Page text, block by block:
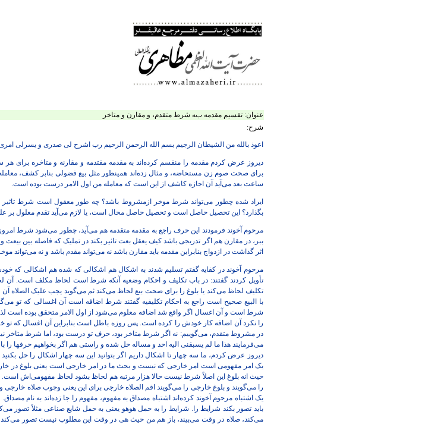
عنوان: تقسیم مقدمه به شرط متقدم، و مقارن و متاخر
شرح:
اعوذ بالله من الشیطان الرجیم بسم الله الرحمن الرحیم رب اشرح لی صدری و یسرلی
دیروز عرض کردم مقدمه را منقسم کرده‌اند‌ به مقدمه مقتدمه و مقارنه و متاخره برای
برای صحت صوم زن مستحاضه، و مثال زده‌اند‌ همینطور مثل بیع فضولی بنابر کشف، معامله
ساعت بعد می‌آید آن اجازه کاشف از این است که معامله من اول الامر درست بوده است.
ایراد شده چطور می‌تواند شرط موخر ازمشروط باشد؟ چه طور معقول است شرط تاثیر
بگذارد؟ این تحصیل حاصل است و تحصیل حاصل محال است، یا لازم می‌آید تقدم معلول بر
مرحوم آخوند فرمودند این حرف راجع به مقدمه متقدمه هم می‌آید، چطور می‌شود شرط امروز،
ببر، در مقارن هم اگر تدریجی باشد کیف یعقل بعت تاثیر بکند در تملیک که فاصله بین
اثر گذاشت در ازدواج بنابراین مقدمه باید مقارن باشد نه می‌تواند مقدم باشد و نه می‌تواند
مرحوم آخوند در کفایه گفتم تسلیم شدند به اشکال هم اشکالی که شده هم اشکالی که
تأویل کردند گفتند: در باب تکلیف و احکام وضعیه آنکه شرط است لحاظ مکلف است.
تکلیف لحاظ می‌کند یا بلوغ را برای صحت بیع لحاظ می‌کند ثم می‌گوید یجب علیک
با البیع صحیح است راجع به احکام تکلیفیه گفتند شرط اضافه است آن اغسالی که
شرط است و آن اغسال اگر واقع شد اضافه معلوم می‌شود از اول الامر متحقق بوده است
را نکرد آن اضافه کار خودش را کرده است. پس روزه باطل است بنابراین آن اغسال که
در مشروط متقدم، می‌گوییم: نه اگر شرط متاخر بود، حرف تو درست بود، اما شرط
می‌فرمایند هذا ما لم یسبقنی الیه احد و مساله حل شده و راستی هم اگر بخواهیم حرفها
دیروز عرض کردم، ما سه چهار تا اشکال داریم اگر بتوانید این سه چهار اشکال را حل
یک امر مفهومی است امر خارجی که نیست و بحث ما در امر خارجی است یعنی بلوغ در
حیث انه بلوغ این اصلاً شرط نیست حالا هزار مرتبه هم لحاظ بشود لحاظ مفهومی‌اش‌
را می‌گویند و بلوغ خارجی را می‌گویند اقم الصلاه خارجی برای این یعنی وجوب صلاه
یک اشتباه مرحوم آخوند کرده‌اند‌ اشتباه مصداق به مفهوم، مفهوم را جا زده‌اند‌ به نام
باید تصور بکند شرایط را. شرایط را به حمل هوهو یعنی به حمل شایع صناعی مثلاً تصور
می‌کند، صلاه در وقت می‌بیند، باز هم من حیث هی در وقت این مطلوب نیست تصور